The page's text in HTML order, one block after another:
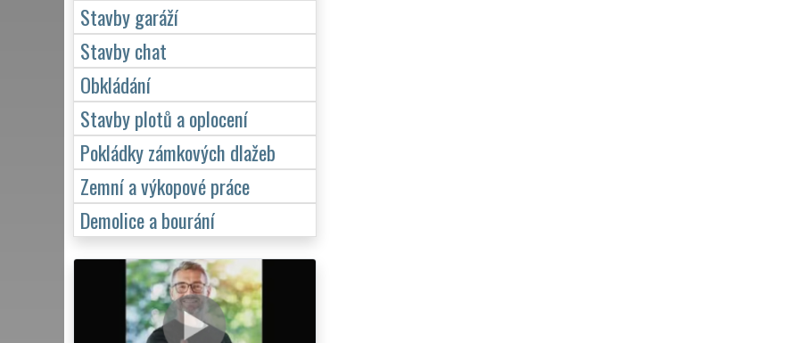
Stavby garáží
Stavby chat
Obkládání
Stavby plotů a oplocení
Pokládky zámkových dlažeb
Zemní a výkopové práce
Demolice a bourání